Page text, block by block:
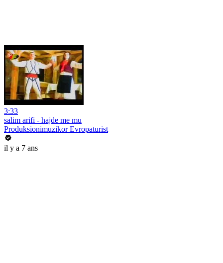
3:33
salim arifi - hajde me mu
Produksionimuzikor Evropaturist
il y a 7 ans